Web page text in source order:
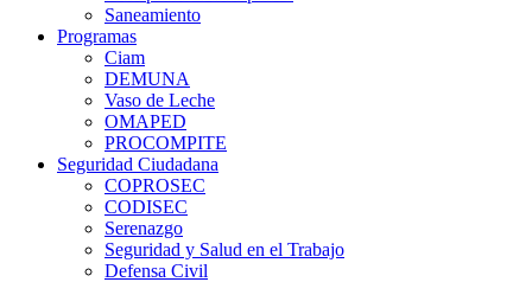
Saneamiento
Programas
Ciam
DEMUNA
Vaso de Leche
OMAPED
PROCOMPITE
Seguridad Ciudadana
COPROSEC
CODISEC
Serenazgo
Seguridad y Salud en el Trabajo
Defensa Civil